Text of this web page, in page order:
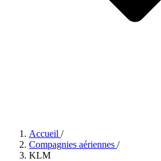
Accueil /
Compagnies aériennes /
KLM